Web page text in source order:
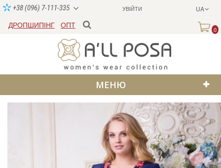
УВІЙТИ UA
+38 (096) 7-111-335
ДРОПШИПІНГ ОПТ
0
МЕНЮ